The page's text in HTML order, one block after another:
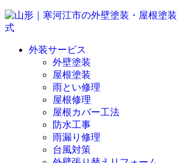
外装サービス
外壁塗装
屋根塗装
雨とい修理
屋根修理
屋根カバー工法
防水工事
雨漏り修理
台風対策